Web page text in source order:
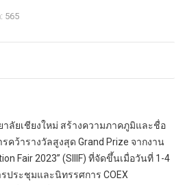
565
ยเชียงใหม่ สร้างความภาคภูมิและชื่อ
คว้ารางวัลสูงสุด Grand Prize จากงาน
Fair 2023” (SIIIF) ที่จัดขึ้นเมื่อวันที่ 1-4
ประชุมและนิทรรศการ COEX